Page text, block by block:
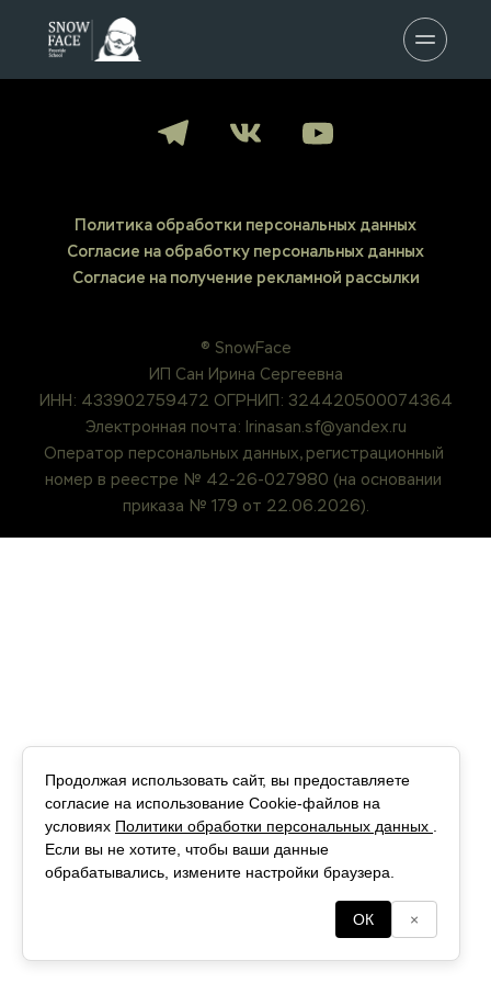
Политика обработки персональных данных
Согласие на обработку персональных данных
Согласие на получение рекламной рассылки
® SnowFace
ИП Сан Ирина Сергеевна
ИНН: 433902759472 ОГРНИП: 324420500074364
Электронная почта:
Irinasan.sf@yandex.ru
Оператор персональных данных, регистрационный
номер в реестре № 42-26-027980 (на основании
приказа № 179 от 22.06.2026).
Продолжая использовать сайт, вы предоставляете
согласие на использование Cookie‑файлов на
условиях Политики обработки персональных данных
Если вы не хотите, чтобы ваши данные
обрабатывались, измените настройки браузера.
ОК ×